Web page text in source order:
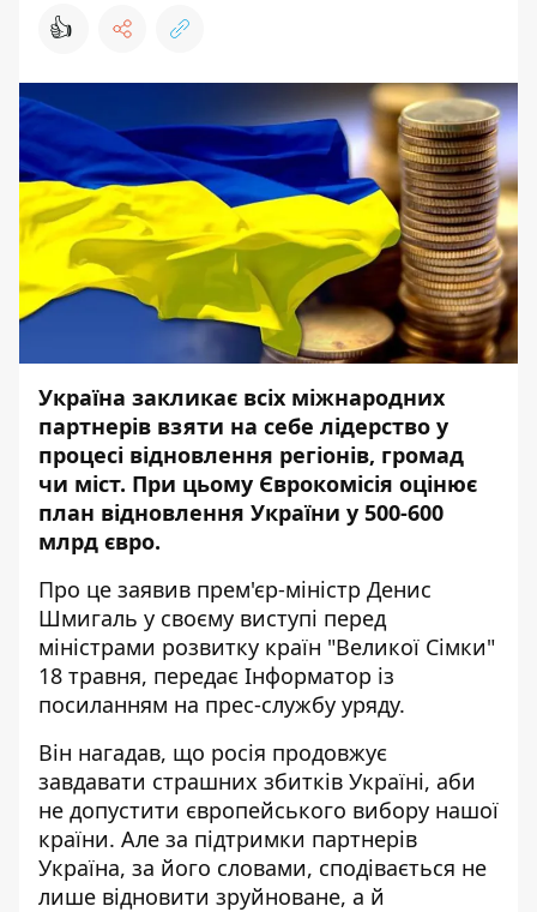
👍
Україна закликає всіх міжнародних
партнерів взяти на себе лідерство у
процесі відновлення регіонів, громад
чи міст. При цьому Єврокомісія оцінює
план відновлення України у 500-600
млрд євро.
Про це заявив прем'єр-міністр Денис
Шмигаль у своєму виступі перед
міністрами розвитку країн "Великої Сімки"
18 травня, передає Інформатор із
посиланням на прес-службу уряду.
Він нагадав, що росія продовжує
завдавати страшних збитків Україні, аби
не допустити європейського вибору нашої
країни. Але за підтримки партнерів
Україна, за його словами, сподівається не
лише відновити зруйноване, а й